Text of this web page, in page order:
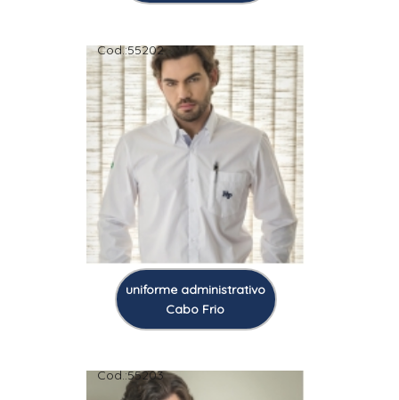
Cod.:55202
uniforme administrativo
Cabo Frio
Cod.:55203